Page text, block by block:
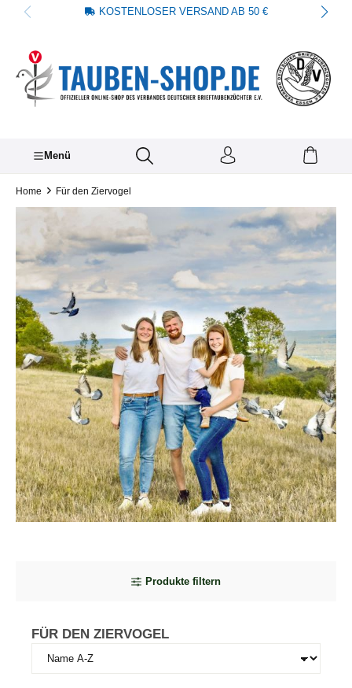
springen KOSTENLOSER VERSAND AB 50 €
Menü
Home Für den Ziervogel
Produkte filtern
FÜR DEN ZIERVOGEL